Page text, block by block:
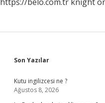
Sidebar
Son Yazılar
Kutu ingilizcesi ne ?
Ağustos 8, 2026